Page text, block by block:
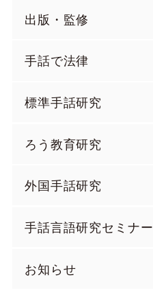
出版・監修
手話で法律
標準手話研究
ろう教育研究
外国手話研究
手話言語研究セミナー
お知らせ